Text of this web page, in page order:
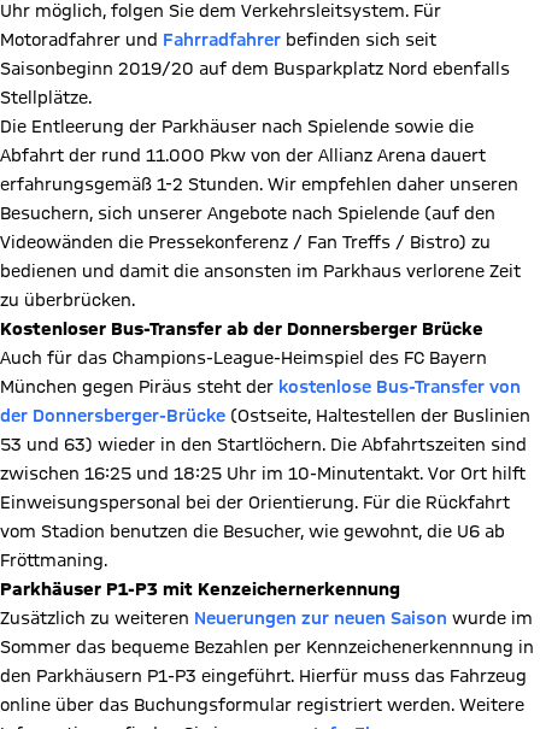
Uhr möglich, folgen Sie dem Verkehrsleitsystem. Für
Motoradfahrer und Fahrradfahrer befinden sich seit
Saisonbeginn 2019/20 auf dem Busparkplatz Nord ebenfalls
Stellplätze.
Die Entleerung der Parkhäuser nach Spielende sowie die
Abfahrt der rund 11.000 Pkw von der Allianz Arena dauert
erfahrungsgemäß 1-2 Stunden. Wir empfehlen daher unseren
Besuchern, sich unserer Angebote nach Spielende (auf den
Videowänden die Pressekonferenz / Fan Treffs / Bistro) zu
bedienen und damit die ansonsten im Parkhaus verlorene Zeit
zu überbrücken.
Kostenloser Bus-Transfer ab der Donnersberger Brücke
Auch für das Champions-League-Heimspiel des FC Bayern
München gegen Piräus steht der kostenlose Bus-Transfer von
der Donnersberger-Brücke (Ostseite, Haltestellen der Buslinien
53 und 63) wieder in den Startlöchern. Die Abfahrtszeiten sind
zwischen 16:25 und 18:25 Uhr im 10-Minutentakt. Vor Ort hilft
Einweisungspersonal bei der Orientierung. Für die Rückfahrt
vom Stadion benutzen die Besucher, wie gewohnt, die U6 ab
Fröttmaning.
Parkhäuser P1-P3 mit Kenzeichernerkennung
Zusätzlich zu weiteren Neuerungen zur neuen Saison wurde im
Sommer das bequeme Bezahlen per Kennzeichenerkennnung in
den Parkhäusern P1-P3 eingeführt. Hierfür muss das Fahrzeug
online über das Buchungsformular registriert werden. Weitere